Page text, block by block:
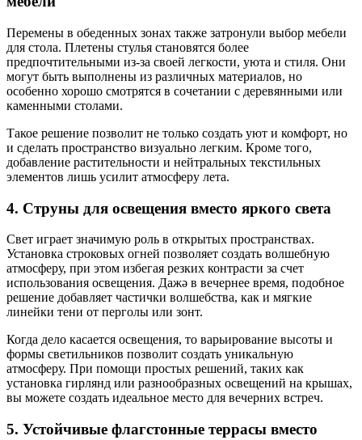
Перемены в обеденных зонах также затронули выбор мебели
для стола. Плетены стулья становятся более
предпочтительными из-за своей легкости, уюта и стиля. Они
могут быть выполнены из различных материалов, но
особенно хорошо смотрятся в сочетании с деревянными или
каменными столами.
Такое решение позволит не только создать уют и комфорт, но
и сделать пространство визуально легким. Кроме того,
добавление растительности и нейтральных текстильных
элементов лишь усилит атмосферу лета.
4. Струны для освещения вместо яркого света
Свет играет значимую роль в открытых пространствах.
Установка строковых огней позволяет создать волшебную
атмосферу, при этом избегая резких контрасти за счет
использования освещения. Дажә в вечернее время, подобное
решение добавляет частички волшебства, как и мягкие
линейки тени от перголы или зонт.
Когда дело касается освещения, то варьирование высоты и
формы светильников позволит создать уникальную
атмосферу. При помощи простых решений, таких как
установка гирлянд или разнообразных освещений на крышах,
вы можете создать идеальное место для вечерних встреч.
5. Устойчивые флагстонные террасы вместо